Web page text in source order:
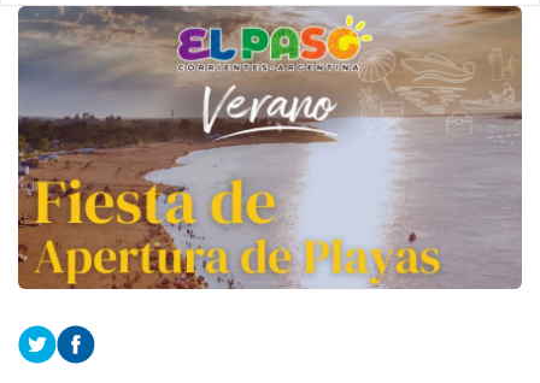
Contenido
principal